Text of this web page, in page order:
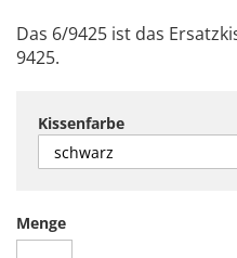
Das 6/9425 ist das
9425.
Kissenfarbe
Menge